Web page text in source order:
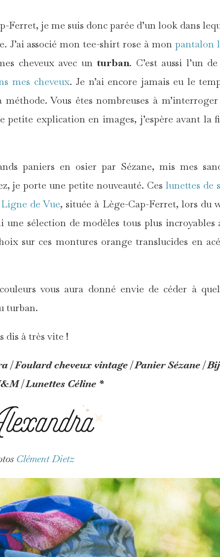
Ferret, je me suis donc parée d’un look dans
J’ai associé mon tee-shirt rose à monpantalon
cheveux avec unturban. C’est aussi l’un
mes cheveux. Je n’ai encore jamais eu le
Vous êtes nombreuses à
petite explication en images, j’espère avant la
paniers en osier par Sézane, mis mes
je porte une petite nouveauté. Ceslunettes de
de Vue, située à Lège-Cap-Ferret, lors du
sélection de modèles tous plus incroyables
sur ces montures orange translucides en
vous aura donné envie de céder à
turban.
dis à très vite !
| Foulard cheveux vintage | Panier Sézane |
| Lunettes Céline *
Clément Dietz